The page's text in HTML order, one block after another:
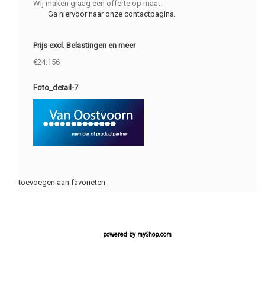
Wij maken graag een offerte op maat.
Ga hiervoor naar onze contactpagina.
Prijs excl. Belastingen en meer
€24.156
Foto_detail-7
toevoegen aan favorieten
powered by myShop.com